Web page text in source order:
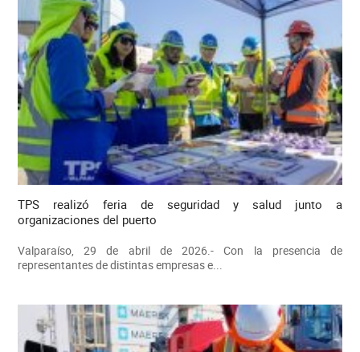
TPS realizó feria de seguridad y salud junto a
organizaciones del puerto
Valparaíso, 29 de abril de 2026.- Con la presencia de
representantes de distintas empresas e...